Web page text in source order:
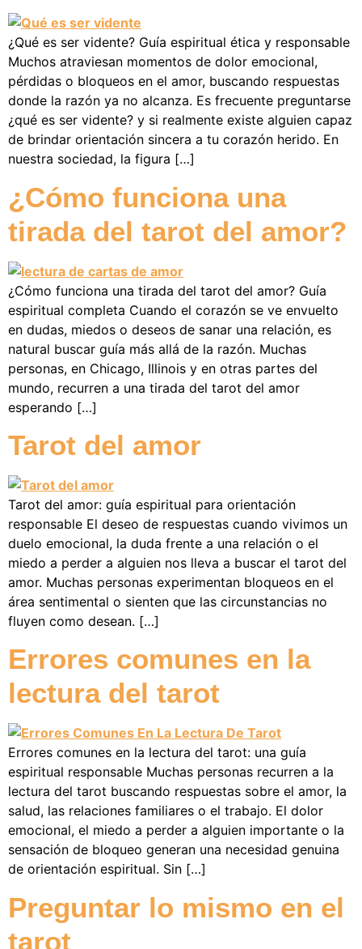
¿Qué es ser vidente? Guía espiritual ética y responsable
Muchos atraviesan momentos de dolor emocional,
pérdidas o bloqueos en el amor, buscando respuestas
donde la razón ya no alcanza. Es frecuente preguntarse
¿qué es ser vidente? y si realmente existe alguien capaz
de brindar orientación sincera a tu corazón herido. En
nuestra sociedad, la figura […]
¿Cómo funciona una
tirada del tarot del amor?
¿Cómo funciona una tirada del tarot del amor? Guía
espiritual completa Cuando el corazón se ve envuelto
en dudas, miedos o deseos de sanar una relación, es
natural buscar guía más allá de la razón. Muchas
personas, en Chicago, Illinois y en otras partes del
mundo, recurren a una tirada del tarot del amor
esperando […]
Tarot del amor
Tarot del amor: guía espiritual para orientación
responsable El deseo de respuestas cuando vivimos un
duelo emocional, la duda frente a una relación o el
miedo a perder a alguien nos lleva a buscar el tarot del
amor. Muchas personas experimentan bloqueos en el
área sentimental o sienten que las circunstancias no
fluyen como desean. […]
Errores comunes en la
lectura del tarot
Errores comunes en la lectura del tarot: una guía
espiritual responsable Muchas personas recurren a la
lectura del tarot buscando respuestas sobre el amor, la
salud, las relaciones familiares o el trabajo. El dolor
emocional, el miedo a perder a alguien importante o la
sensación de bloqueo generan una necesidad genuina
de orientación espiritual. Sin […]
Preguntar lo mismo en el
tarot